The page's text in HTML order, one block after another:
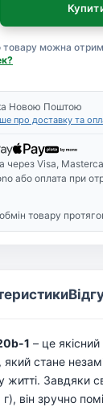
товару можна
Новою Поштою
про доставку та
через Visa,
або оплата при
товару
1 – це
який стане
Завдяки
г), він зручно